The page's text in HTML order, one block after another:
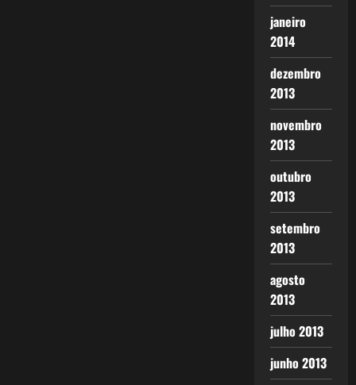
janeiro
2014
dezembro
2013
novembro
2013
outubro
2013
setembro
2013
agosto
2013
julho 2013
junho 2013